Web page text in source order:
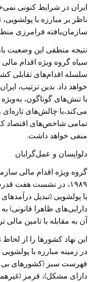
ایران در شرایط کنونی
ناظر بر مبارزه با
سازمان‌یافته فرامرزی
نتیجه منطقی این وضعیت
سیاه گروه ویژه اقدام
سلسله اقدام‌های تقابلی
خواهد داد. بدین ترتیب،
با تنش‌های گوناگون،
می‌کند،با چالش‌های تازه‌ای
تمامی شاخص‌های اقتصاد
منفی خواهد داشت.
دلواپسان و عمل‌گرایان
گروه ویژه اقدام مالی
۱۹۸۹، در نشست هفت
با پولشویی (تبدیل
دارایی‌های ظاهرا قانونی)
آن به مقابله با تامین
این نهاد کشور‌ها را از
در زمینه مبارزه با
فهرست سبز (کشور‌های
دارای مشکل)، قرمز